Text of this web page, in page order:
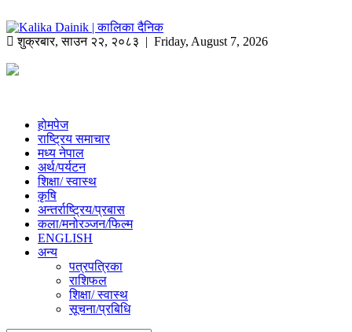
शुक्रबार,साउन २२, २०८३ | Friday, August 7, 2026
होमपेज
राष्ट्रिय समाचार
मध्य नेपाल
अर्थ/पर्यटन
शिक्षा/ स्वास्थ
कृषि
अन्तर्राष्ट्रिय/प्रबास
कला/मनोरञ्जन/फिल्म
ENGLISH
अन्य
पत्रपत्रिका
राशिफल
शिक्षा/ स्वास्थ
सूचना/प्रबिधि